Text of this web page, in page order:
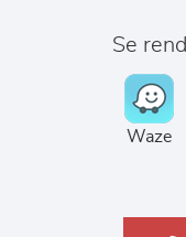
Se
Waze